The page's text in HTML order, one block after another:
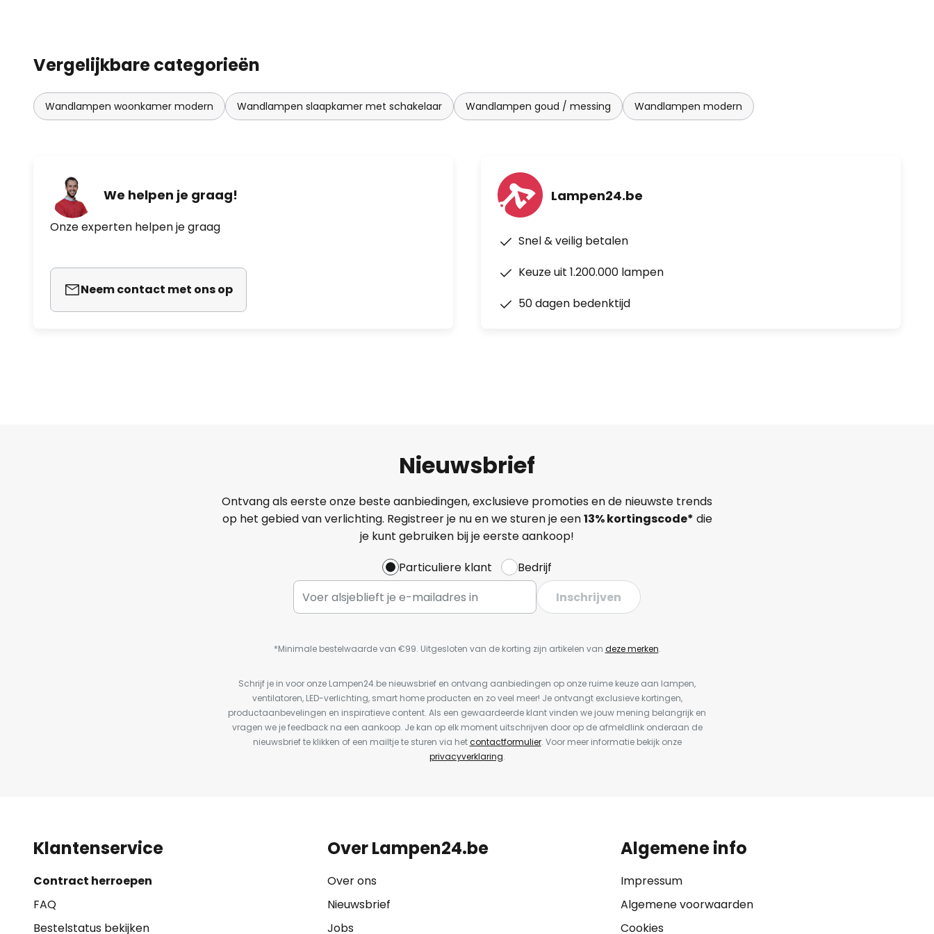
Vergelijkbare categorieën
Wandlampen woonkamer modern Wandlampen slaapkamer met schakelaar Wandlampen goud / messing Wandlampen modern
We helpen je graag!
Onze experten helpen je graag
Neem contact met ons op
Lampen24.be
Snel & veilig betalen
Keuze uit 1.200.000 lampen
50 dagen bedenktijd
Nieuwsbrief
Ontvang als eerste onze beste aanbiedingen, exclusieve promoties en de nieuwste trends
op het gebied van verlichting. Registreer je nu en we sturen je een13%kortingscode* die
je kunt gebruiken bij je eerste aankoop!
Particuliere klant
Bedrijf
Inschrijven
*Minimale bestelwaarde van €99. Uitgesloten van de korting zijn artikelen van deze merken.
Schrijf je in voor onze Lampen24.be nieuwsbrief en ontvang aanbiedingen op onze ruime keuze aan lampen,
ventilatoren, LED-verlichting, smart home producten en zo veel meer! Je ontvangt exclusieve kortingen,
productaanbevelingen en inspiratieve content. Als een gewaardeerde klant vinden we jouw mening belangrijk en
vragen we je feedback na een aankoop. Je kan op elk moment uitschrijven door op de afmeldlink onderaan de
nieuwsbrief te klikken of een mailtje te sturen via hetcontactformulier. Voor meer informatie bekijk onze
privacyverklaring.
Klantenservice
Contract herroepen
FAQ
Bestelstatus bekijken
Over Lampen24.be
Over ons
Nieuwsbrief
Jobs
Algemene info
Impressum
Algemene voorwaarden
Cookies